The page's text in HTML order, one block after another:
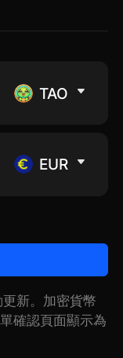
TAO
EUR
新。加密貨幣
確認頁面顯示為